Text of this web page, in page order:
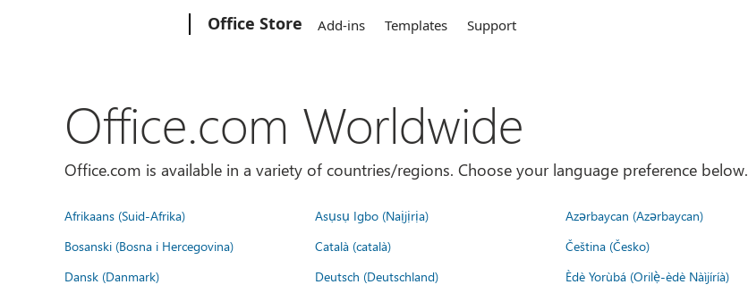
Office Store Add-ins Templates Support
Office.com Worldwide
Office.com is available in a variety of countries/regions. Choose your language preference below.
Afrikaans (Suid-Afrika) Asụsụ Igbo (Naịjịrịa) Azərbaycan (Azərbaycan)
Bosanski (Bosna i Hercegovina)
Català (català) Čeština (Česko)
Dansk (Danmark)
Deutsch (Deutschland) Èdè Yorùbá (Orilẹ̀-èdè Nàìjíríà)